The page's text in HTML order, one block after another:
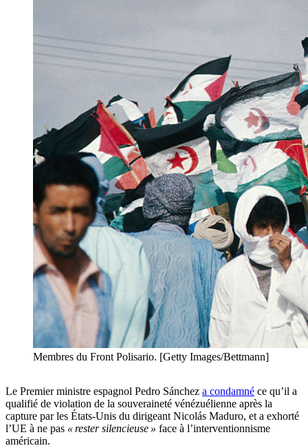
Membres du Front Polisario. [Getty Images/Bettmann]
Le Premier ministre espagnol Pedro Sánchez a condamné ce qu’il a
qualifié de violation de la souveraineté vénézuélienne après la
capture par les États-Unis du dirigeant Nicolás Maduro, et a exhorté
l’UE à ne pas « rester silencieuse » face à l’interventionnisme
américain.